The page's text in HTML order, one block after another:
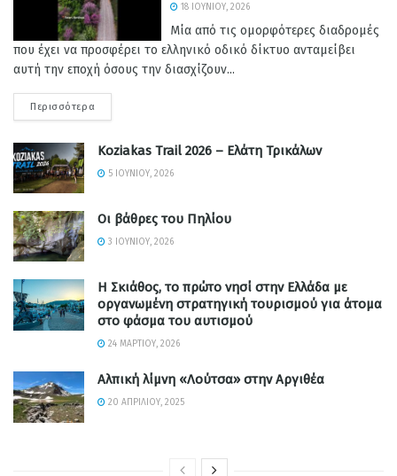
18 ΙΟΥΝΊΟΥ, 2026
Μία από τις ομορφότερες διαδρομές
που έχει να προσφέρει το ελληνικό οδικό δίκτυο ανταμείβει
αυτή την εποχή όσους την διασχίζουν...
Περισσότερα
Koziakas Trail 2026 – Ελάτη Τρικάλων
5 ΙΟΥΝΊΟΥ, 2026
Οι βάθρες του Πηλίου
3 ΙΟΥΝΊΟΥ, 2026
Η Σκιάθος, το πρώτο νησί στην Ελλάδα με
οργανωμένη στρατηγική τουρισμού για άτομα
στο φάσμα του αυτισμού
24 ΜΑΡΤΊΟΥ, 2026
Αλπική λίμνη «Λούτσα» στην Αργιθέα
20 ΑΠΡΙΛΊΟΥ, 2025